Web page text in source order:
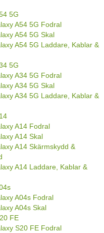
5G
A54 5G Fodral
A54 5G Skal
A54 5G Laddare, Kablar &
5G
A34 5G Fodral
A34 5G Skal
A34 5G Laddare, Kablar &
A14 Fodral
A14 Skal
A14 Skärmskydd &
A14 Laddare, Kablar &
A04s Fodral
A04s Skal
FE
S20 FE Fodral